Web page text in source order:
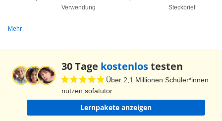
Alkoholen der polare Teil mit der Hydroxy-Gruppe
angekommen. Insbesondere sehen wir uns dabei
Ethanol, das ist der bekannte Trinkalkohol, mit
der Strukturformel "C2H6O" an. Natürlich fallen
einem da mitunter zuerst alkoholische Getränke
Verwendung
Steckbrief
Mehr
30 Tage kostenlostesten
Über 2,1 Millionen Schüler*innen
nutzen sofatutor
Lernpakete anzeigen